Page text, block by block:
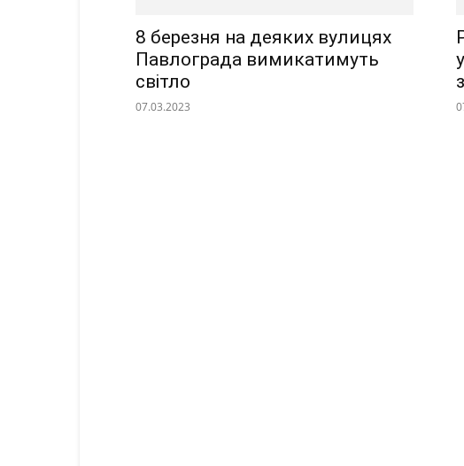
8 березня на деяких вулицях
Павлограда вимикатимуть
світло
07.03.2023